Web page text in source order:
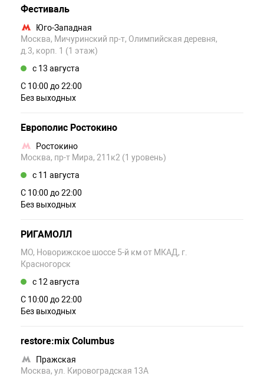
Фестиваль
Юго-Западная
Москва, Мичуринский пр-т, Олимпийская деревня,
д.3, корп. 1 (1 этаж)
c 13 августа
С 10:00 до 22:00
Без выходных
Европолис Ростокино
Ростокино
Москва, пр-т Мира, 211к2 (1 уровень)
c 11 августа
С 10:00 до 22:00
Без выходных
РИГАМОЛЛ
МО, Новорижское шоссе 5-й км от МКАД, г.
Красногорск
c 12 августа
С 10:00 до 22:00
Без выходных
restore:mix Columbus
Пражская
Москва, ул. Кировоградская 13А